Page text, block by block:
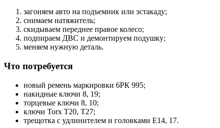
загоняем авто на подъемник или эстакаду;
снимаем натяжитель;
скидываем переднее правое колесо;
подпираем ДВС и демонтируем подушку;
меняем нужную деталь.
Что потребуется
новый ремень маркировки 6РК 995;
накидные ключи 8, 19;
торцевые ключи 8, 10;
ключи Torx T20, T27;
трещотка с удлинителем и головками Е14, 17.